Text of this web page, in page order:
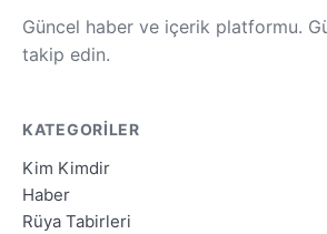
Güncel haber ve içerik platformu.
takip edin.
KATEGORILER
Kim Kimdir
Haber
Rüya Tabirleri